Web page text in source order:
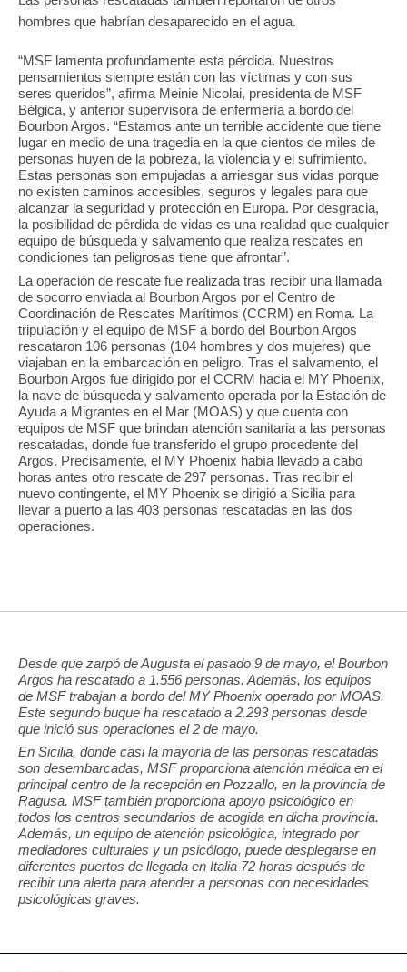
hombres que habrían desaparecido en el agua.
“MSF lamenta profundamente esta pérdida. Nuestros
pensamientos siempre están con las víctimas y con sus
seres queridos”, afirma Meinie Nicolai, presidenta de MSF
Bélgica, y anterior supervisora de enfermería a bordo del
Bourbon Argos. “Estamos ante un terrible accidente que tiene
lugar en medio de una tragedia en la que cientos de miles de
personas huyen de la pobreza, la violencia y el sufrimiento.
Estas personas son empujadas a arriesgar sus vidas porque
no existen caminos accesibles, seguros y legales para que
alcanzar la seguridad y protección en Europa. Por desgracia,
la posibilidad de pérdida de vidas es una realidad que cualquier
equipo de búsqueda y salvamento que realiza rescates en
condiciones tan peligrosas tiene que afrontar”.
La operación de rescate fue realizada tras recibir una llamada
de socorro enviada al Bourbon Argos por el Centro de
Coordinación de Rescates Marítimos (CCRM) en Roma. La
tripulación y el equipo de MSF a bordo del Bourbon Argos
rescataron 106 personas (104 hombres y dos mujeres) que
viajaban en la embarcación en peligro. Tras el salvamento, el
Bourbon Argos fue dirigido por el CCRM hacia el MY Phoenix,
la nave de búsqueda y salvamento operada por la Estación de
Ayuda a Migrantes en el Mar (MOAS) y que cuenta con
equipos de MSF que brindan atención sanitaria a las personas
rescatadas, donde fue transferido el grupo procedente del
Argos. Precisamente, el MY Phoenix había llevado a cabo
horas antes otro rescate de 297 personas. Tras recibir el
nuevo contingente, el MY Phoenix se dirigió a Sicilia para
llevar a puerto a las 403 personas rescatadas en las dos
operaciones.
Desde que zarpó de Augusta el pasado 9 de mayo, el Bourbon
Argos ha rescatado a 1.556 personas. Además, los equipos
de MSF trabajan a bordo del MY Phoenix operado por MOAS.
Este segundo buque ha rescatado a 2.293 personas desde
que inició sus operaciones el 2 de mayo.
En Sicilia, donde casi la mayoría de las personas rescatadas
son desembarcadas, MSF proporciona atención médica en el
principal centro de la recepción en Pozzallo, en la provincia de
Ragusa. MSF también proporciona apoyo psicológico en
todos los centros secundarios de acogida en dicha provincia.
Además, un equipo de atención psicológica, integrado por
mediadores culturales y un psicólogo, puede desplegarse en
diferentes puertos de llegada en Italia 72 horas después de
recibir una alerta para atender a personas con necesidades
psicológicas graves.